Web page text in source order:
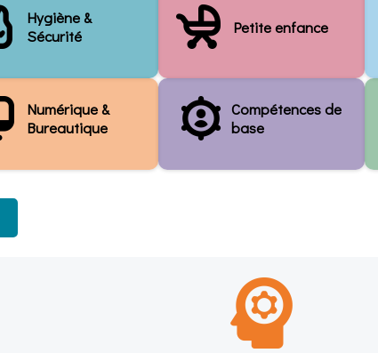
Hygiène &
Sécurité
Petite enfance
Numérique &
Bureautique
Compétences de
base